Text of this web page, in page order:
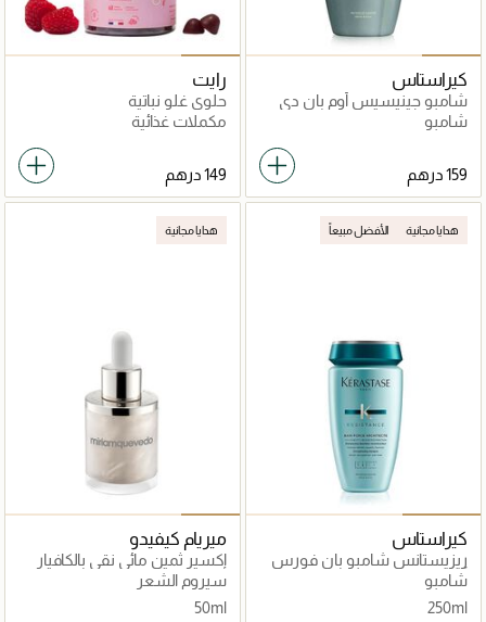
كيراستاس
شامبو جينيسيس أوم بان دي
ماس لزيادة كثافة الشعر
المُعرض للتساقط 250مل
شامبو
رايت
حلوى غلو نباتية
مكملات غذائية
هدايا مجانية الأفضل مبيعاً
كيراستاس
ريزيستانس شامبو بان فورس
أركيتكت 250مل
شامبو
250ml
هدايا مجانية
ميريام كيفيدو
إكسير ثمين مائي نقي بالكافيار
الأبيض الجليدي
سيروم الشعر
50ml